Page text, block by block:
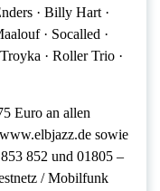
· Billy Hart ·
· Socalled ·
· Roller Trio ·
Euro an allen
sowie
852 und 01805 –
/ Mobilfunk